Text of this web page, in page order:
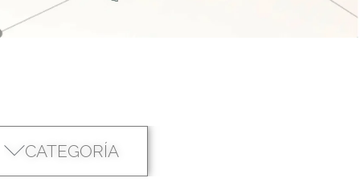
CATEGORÍA